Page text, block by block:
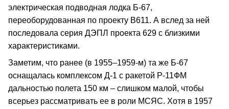
электрическая подводная лодка Б-67,
переоборудованная по проекту В611. А вслед за ней
последовала серия ДЭПЛ проекта 629 с близкими
характеристиками.
Заметим, что ранее (в 1955–1959-м) та же Б-67
оснащалась комплексом Д-1 с ракетой Р-11ФМ
дальностью полета 150 км – слишком малой, чтобы
всерьез рассматривать ее в роли МСЯС. Хотя в 1957